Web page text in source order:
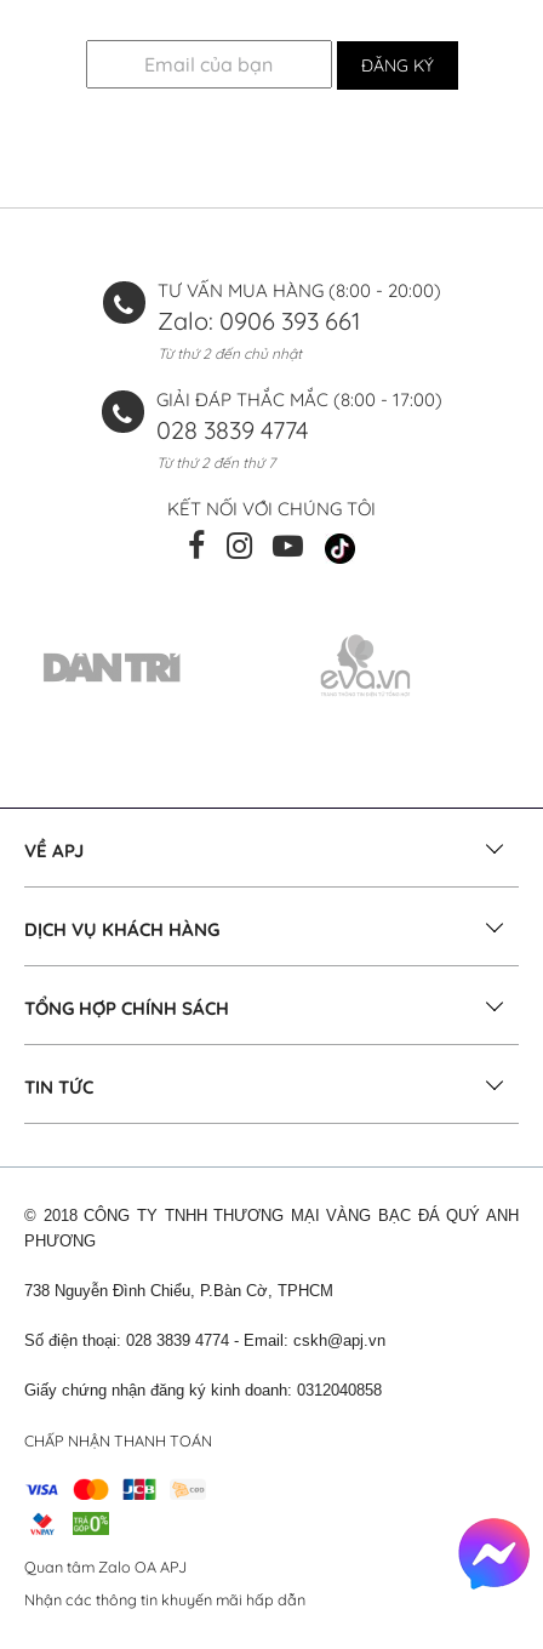
TƯ VẤN MUA HÀNG (8:00 - 20:00)
Zalo: 0906 393 661
Từ thứ 2 đến chủ nhật
GIẢI ĐÁP THẮC MẮC (8:00 - 17:00)
028 3839 4774
Từ thứ 2 đến thứ 7
KẾT NỐI VỚI CHÚNG TÔI
VỀ APJ
DỊCH VỤ KHÁCH HÀNG
TỔNG HỢP CHÍNH SÁCH
TIN TỨC
© 2018 CÔNG TY TNHH THƯƠNG MẠI VÀNG BẠC ĐÁ QUÝ ANH
PHƯƠNG
738 Nguyễn Đình Chiểu, P.Bàn Cờ, TPHCM
Số điện thoại: 028 3839 4774 - Email: cskh@apj.vn
Giấy chứng nhận đăng ký kinh doanh: 0312040858
CHẤP NHẬN THANH TOÁN
Quan tâm Zalo OA APJ
Nhận các thông tin khuyến mãi hấp dẫn